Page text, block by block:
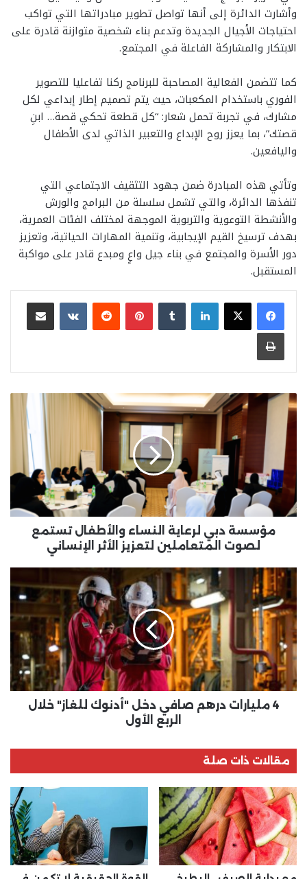
وأشارت الدائرة إلى أنها تواصل تطوير مبادراتها التي تواكب
احتياجات الأجيال الجديدة وتدعم بناء شخصية متوازنة قادرة على
الابتكار والمشاركة الفاعلة في المجتمع.
كما تتضمن الفعالية المصاحبة للبرنامج ركنا تفاعليا للتصوير
الفوري باستخدام المكعبات، حيث يتم تصميم إطار إبداعي لكل
مشارك، في تجربة تحمل شعار: “كل قطعة تحكي قصة… ابنِ
قصتك”، بما يعزز روح الإبداع والتعبير الذاتي لدى الأطفال
واليافعين.
وتأتي هذه المبادرة ضمن جهود التثقيف الاجتماعي التي
تنفذها الدائرة، والتي تشمل سلسلة من البرامج والورش
والأنشطة التوعوية والتربوية الموجهة لمختلف الفئات العمرية،
بهدف ترسيخ القيم الإيجابية، وتنمية المهارات الحياتية، وتعزيز
دور الأسرة والمجتمع في بناء جيل واعٍ ومبدع قادر على مواكبة
المستقبل.
لينكدإن بينتيريست
مشاركة عبر البريد
طباعة
مؤسسة
دبي
لرعاية
النساء
والأطفال
تستمع
لصوت
المتعاملين
لتعزيز
مؤسسة دبي لرعاية النساء والأطفال تستمع
لصوت المتعاملين لتعزيز الأثر الإنساني
4
مليارات
درهم
صافي
دخل
"أدنوك
للغاز"
خلال
الربع
الأول
4 مليارات درهم صافي دخل "أدنوك للغاز" خلال
الربع الأول
مقالات ذات صلة